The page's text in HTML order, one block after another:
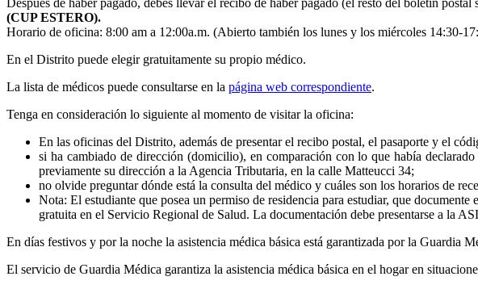
Después de haber pagado, debes llevar el recibo de haber pagado (el resto del boletín
(CUP ESTERO).
Horario de oficina: 8:00 am a 12:00a.m. (Abierto también los lunes y los miércoles 14:30-
En el Distrito puede elegir gratuitamente su propio médico.
La lista de médicos puede consultarse en la página web correspondiente.
Tenga en consideración lo siguiente al momento de visitar la oficina:
En las oficinas del Distrito, además de presentar el recibo postal, el pasaporte y el
si ha cambiado de dirección (domicilio), en comparación con lo que había
previamente su dirección a la Agencia Tributaria, en la calle Matteucci 34;
no olvide preguntar dónde está la consulta del médico y cuáles son los horarios de
Nota: El estudiante que posea un permiso de residencia para estudiar, que
gratuita en el Servicio Regional de Salud. La documentación debe presentarse a la
En días festivos y por la noche la asistencia médica básica está garantizada por la Guardia
El servicio de Guardia Médica garantiza la asistencia médica básica en el hogar en